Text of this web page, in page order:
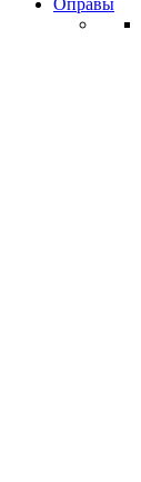
Оправы